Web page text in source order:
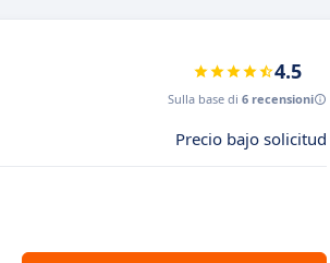
4.5
Sulla base di 6 recensioni
Precio bajo solicitud